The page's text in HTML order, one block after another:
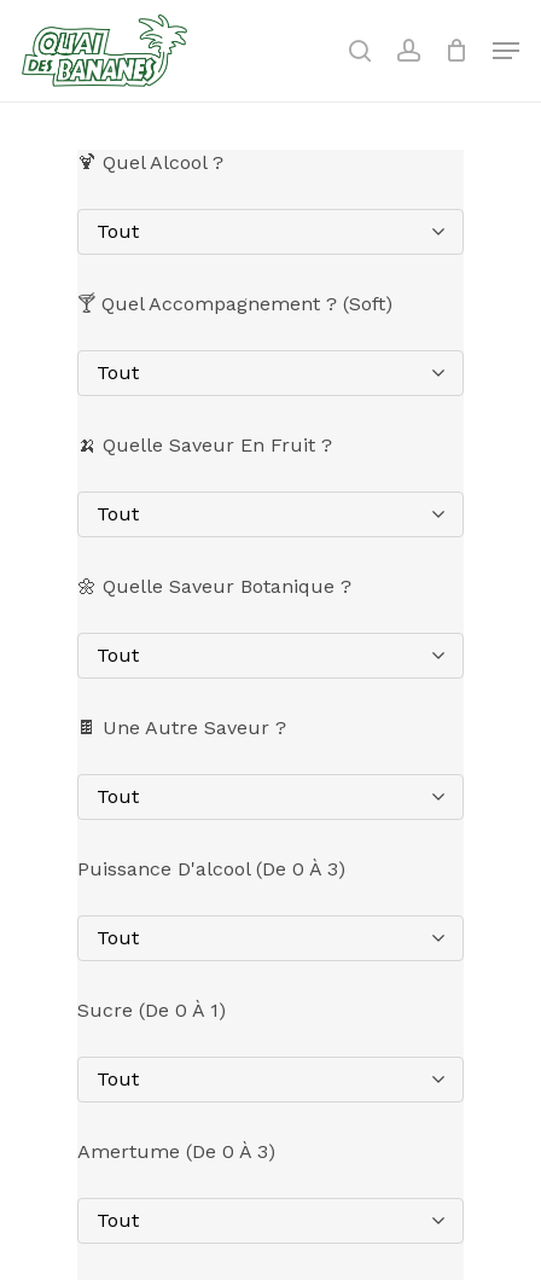
main
content
searchaccount
🍹 Quel Alcool ?
Tout
🍸 Quel Accompagnement ? (Soft)
Tout
🍌 Quelle Saveur En Fruit ?
Tout
🌼 Quelle Saveur Botanique ?
Tout
🍫 Une Autre Saveur ?
Tout
Puissance D'alcool (de 0 À 3)
Tout
Sucre (de 0 À 1)
Tout
Amertume (de 0 À 3)
Tout